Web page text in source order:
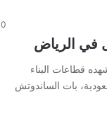
0
في الرياض
قطاعات البناء
بات الساندوتش